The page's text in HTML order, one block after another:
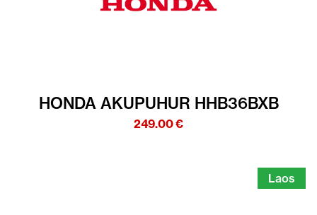
HONDA AKUPUHUR HHB36BXB
249.00€
Laos